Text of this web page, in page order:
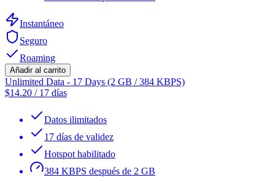
Instantáneo
Seguro
Roaming
Añadir al carrito
Unlimited Data - 17 Days (2 GB / 384 KBPS)
$14.20 / 17 días
Datos ilimitados
17 días de validez
Hotspot habilitado
384 KBPS después de 2 GB